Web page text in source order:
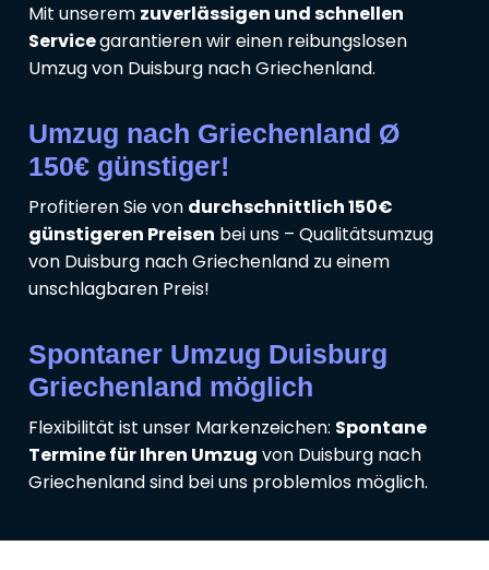
Mit unserem zuverlässigen und schnellen
Servicegarantieren wir einen reibungslosen
Umzug von Duisburg nach Griechenland.
Umzug nach Griechenland Ø
150€ günstiger!
Profitieren Sie von durchschnittlich 150€
günstigeren Preisen bei uns – Qualitätsumzug
von Duisburg nach Griechenland zu einem
unschlagbaren Preis!
Spontaner Umzug Duisburg
Griechenland möglich
Flexibilität ist unser Markenzeichen: Spontane
Termine für Ihren Umzug von Duisburg nach
Griechenland sind bei uns problemlos möglich.